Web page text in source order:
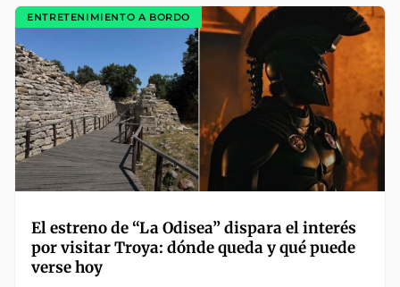
ENTRETENIMIENTO A BORDO
El estreno de “La Odisea” dispara el interés
por visitar Troya: dónde queda y qué puede
verse hoy